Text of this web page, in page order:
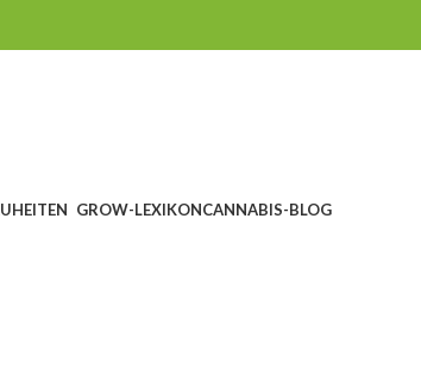
GROW-LEXIKONCANNABIS-BLOG